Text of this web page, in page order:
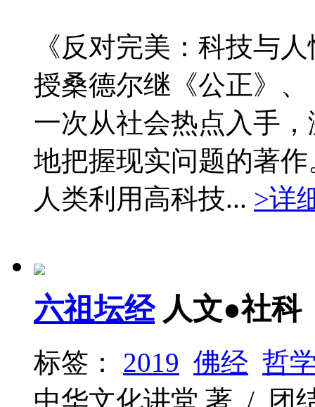
《反对完美：科技与
授桑德尔继《公正》
一次从社会热点入手
地把握现实问题的著
人类利用高科技... >详
六祖坛经 人文●社科
标签： 2019 佛经 哲
中华文化讲堂 著 / 团